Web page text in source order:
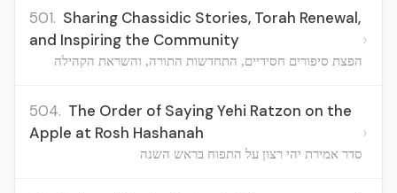
501. Sharing Chassidic Stories, Torah Renewal,
and Inspiring the Community
הפצת סיפורים חסידיים, התחדשות התורה, והשראת הקהילה
›
504. The Order of Saying Yehi Ratzon on the
Apple at Rosh Hashanah
סדר אמירת יהי רצון על התפוח בראש השנה
›